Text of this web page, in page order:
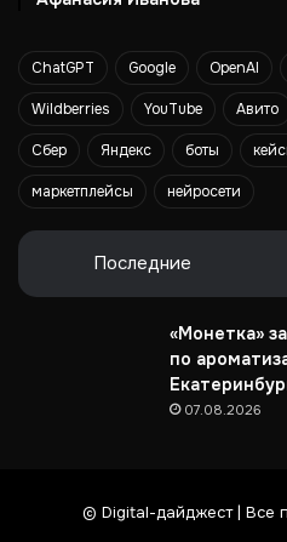
н
м
о
т
ChatGPT Google OpenAI
Wildberries YouTube Авито
Сбер Яндекс боты
маркетплейсы нейросети
Последние
«Монетка»
по
07.08.2026
© Digital-дайджест | Все